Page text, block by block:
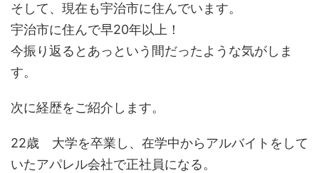
そして、現在も宇治市に住んでいます。
宇治市に住んで早20年以上！
今振り返るとあっという間だったような気がしま
す。
次に経歴をご紹介します。
22歳 大学を卒業し、在学中からアルバイトをして
いたアパレル会社で正社員になる。